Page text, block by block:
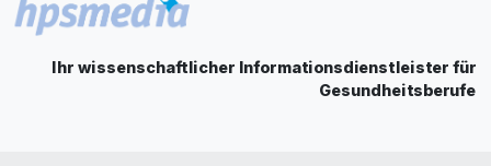
Ihr wissenschaftlicher Informationsdienstleister für
Gesundheitsberufe